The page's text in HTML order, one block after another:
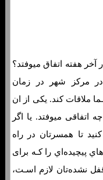
هفته اتفاق میوفتد؟
مرکز شهر در زمان
ملاقات کند. یکی از ان
اتفاقی میوفتد. یا اگر
تا همسرتان در راه
پیچیده‌اي را کـه برای
نشده‌تان لازم اسـت،